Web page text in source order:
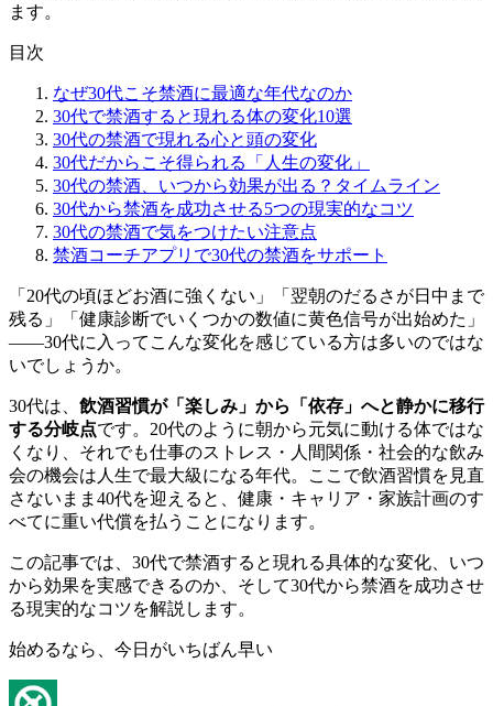
ます。
目次
なぜ30代こそ禁酒に最適な年代なのか
30代で禁酒すると現れる体の変化10選
30代の禁酒で現れる心と頭の変化
30代だからこそ得られる「人生の変化」
30代の禁酒、いつから効果が出る？タイムライン
30代から禁酒を成功させる5つの現実的なコツ
30代の禁酒で気をつけたい注意点
禁酒コーチアプリで30代の禁酒をサポート
「20代の頃ほどお酒に強くない」「翌朝のだるさが日中まで
残る」「健康診断でいくつかの数値に黄色信号が出始めた」
――30代に入ってこんな変化を感じている方は多いのではな
いでしょうか。
30代は、 飲酒習慣が「楽しみ」から「依存」へと静かに移行
する分岐点です。20代のように朝から元気に動ける体ではな
くなり、それでも仕事のストレス・人間関係・社会的な飲み
会の機会は人生で最大級になる年代。ここで飲酒習慣を見直
さないまま40代を迎えると、健康・キャリア・家族計画のす
べてに重い代償を払うことになります。
この記事では、30代で禁酒すると現れる具体的な変化、いつ
から効果を実感できるのか、そして30代から禁酒を成功させ
る現実的なコツを解説します。
始めるなら、今日がいちばん早い